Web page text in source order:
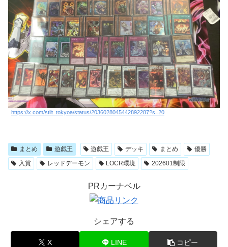
https://x.com/stllt_tokyoa/status/2036028045442892287?s=20
まとめ 遊戯王 遊戯王 デッキ まとめ
優勝
入賞
レッドデーモン LOCR環境 202601制限
PRカーナベル
シェアする
X LINE コピー